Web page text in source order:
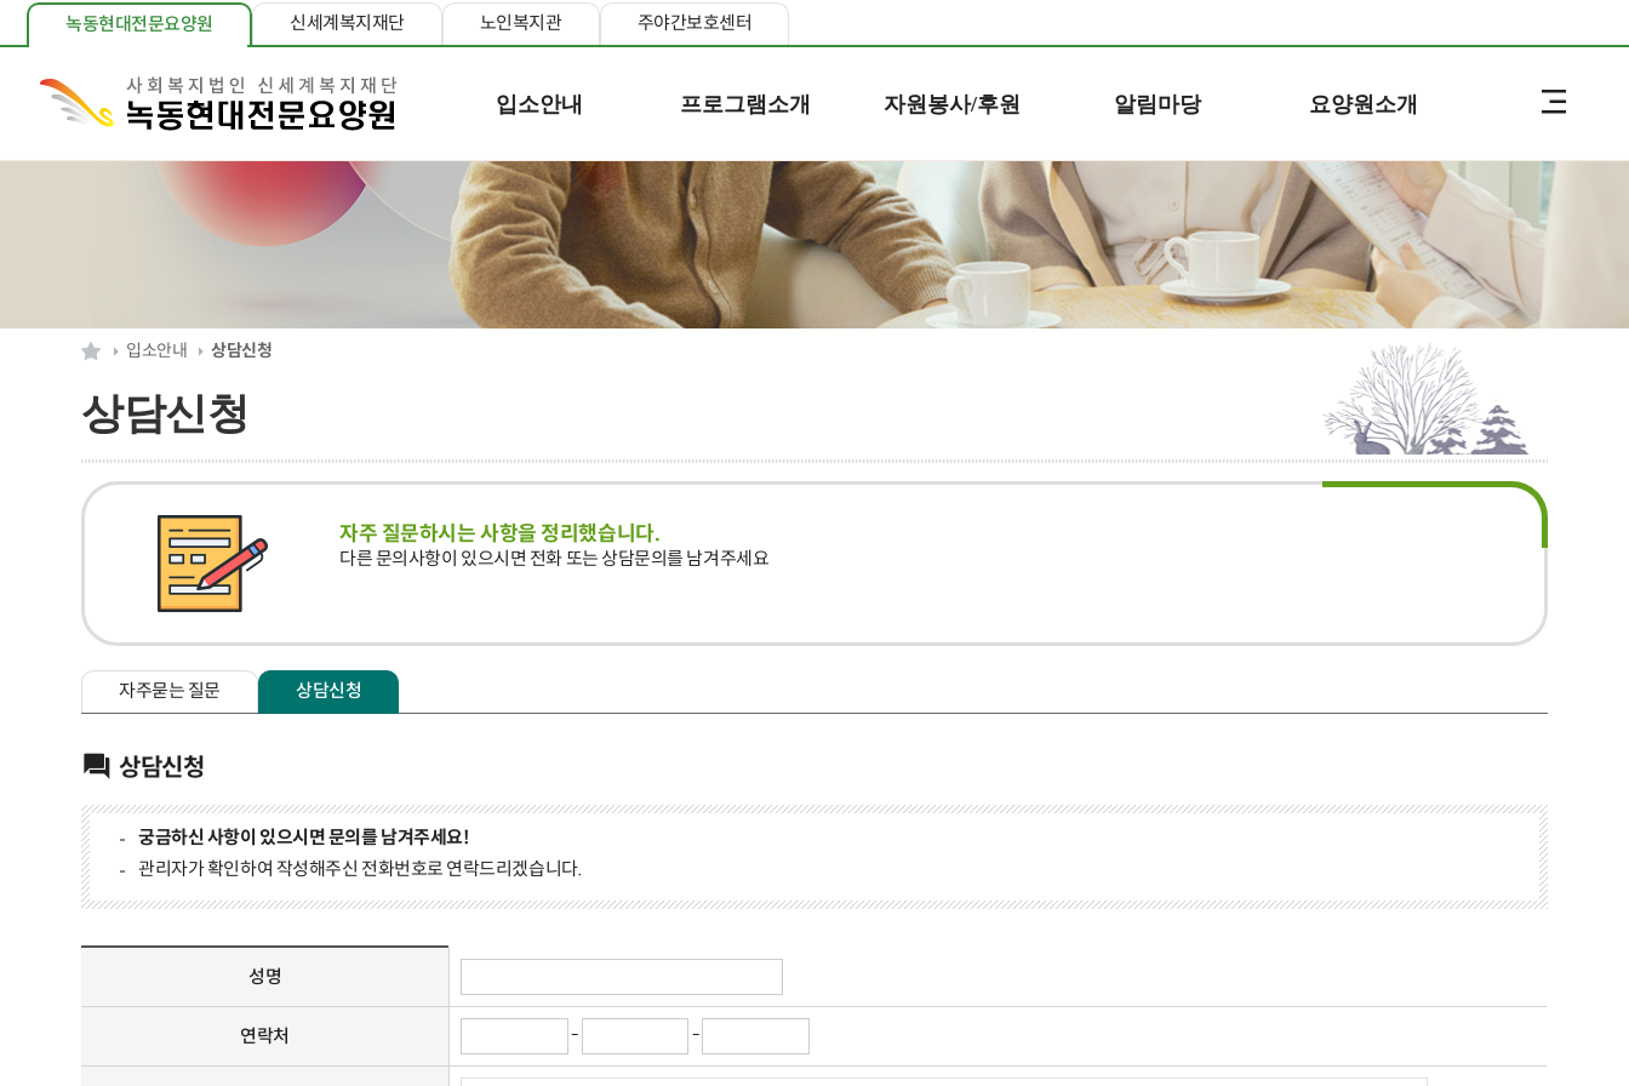
녹동현대전문요양원 신세계복지재단 노인복지관 주야간보호센터
입소안내 프로그램소개 자원봉사/후원 알림마당 요양원소개
입소안내 상담신청
상담신청
자주 질문하시는 사항을 정리했습니다.
다른 문의사항이 있으시면 전화 또는 상담문의를 남겨주세요
자주묻는 질문 상담신청
상담신청
궁금하신 사항이 있으시면 문의를 남겨주세요!
관리자가 확인하여 작성해주신 전화번호로 연락드리겠습니다.
성명
연락처 - -